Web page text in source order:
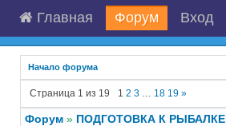
Главная Форум Вход
Начало форума
Страница 1 из 19 1 2 3 … 18 19 »
Форум » ПОДГОТОВКА К РЫБАЛКЕ